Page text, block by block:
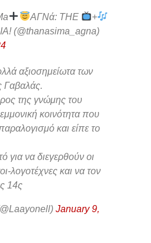
AΓΝά: THE
+
(@thanasima_agna)
αξιοσημείωτα των
Γαβαλάς.
της γνώμης του
κοινότητα που
και είπε το
για να διεγερθούν οι
λογοτέχνες και να τον
14ς
January 9,